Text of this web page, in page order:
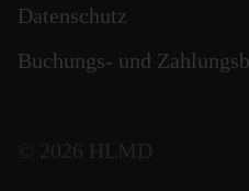
Datenschutz
Buchungs- und